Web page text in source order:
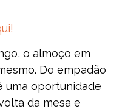
o almoço em
Do empadão
uma oportunidade
da mesa e